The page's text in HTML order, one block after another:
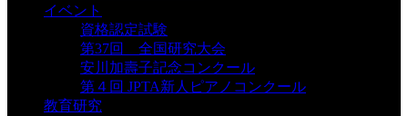
イベント
資格認定試験
第37回 全国研究大会
安川加壽子記念コンクール
第４回 JPTA新人ピアノコンクール
教育研究